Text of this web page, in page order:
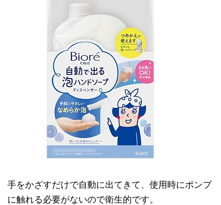
手をかざすだけで自動に出てきて、使用時にポンプ
に触れる必要がないので衛生的です。